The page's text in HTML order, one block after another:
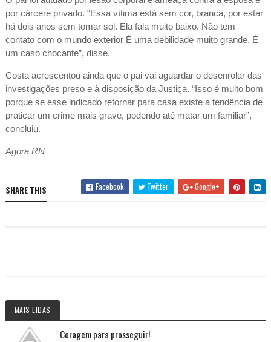
por cárcere privado. “Essa vítima está sem cor, branca, por estar
há dois anos sem tomar sol. Ela fala muito baixo. Não tem
contato com o mundo exterior É uma debilidade muito grande. É
um caso chocante”, disse.
Costa acrescentou ainda que o pai vai aguardar o desenrolar das
investigações preso e à disposição da Justiça. “Isso é muito bom
porque se esse indicado retornar para casa existe a tendência de
praticar um crime mais grave, podendo até matar um familiar”,
concluiu.
Agora RN
SHARE THIS Facebook Twitter Google+
MAIS LIDAS
Coragem para prosseguir!